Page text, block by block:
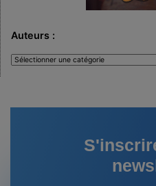
Auteurs :
Auteurs